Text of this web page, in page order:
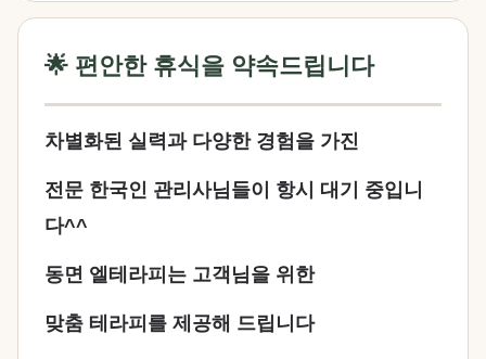
🌟 편안한 휴식을 약속드립니다
차별화된 실력과 다양한 경험을 가진
전문 한국인 관리사님들이 항시 대기 중입니
다^^
동면 엘테라피는 고객님을 위한
맞춤 테라피를 제공해 드립니다